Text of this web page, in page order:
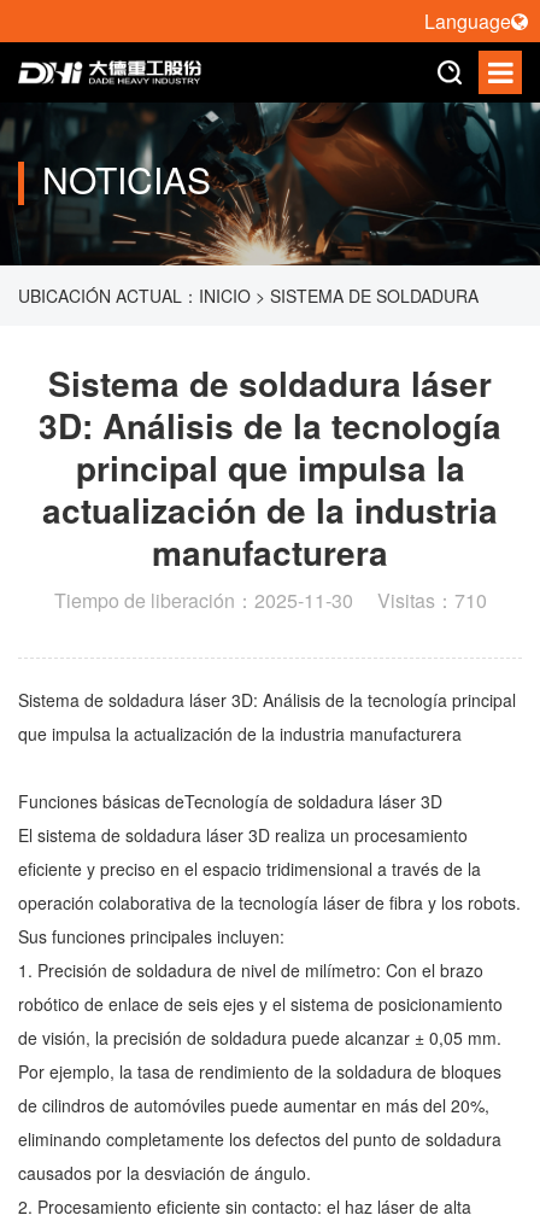
NOTICIAS
UBICACIÓN ACTUAL： INICIO > SISTEMA DE SOLDADURA
IMPULSA LA ACTUALIZACIÓN DE LA INDUSTRIA
MANUFACTURERA
Sistema de soldadura láser
3D: Análisis de la tecnología
principal que impulsa la
actualización de la industria
manufacturera
Tiempo de liberación：2025-11-30 Visitas：710
Sistema de soldadura láser 3D: Análisis de la tecnología principal
que impulsa la actualización de la industria manufacturera
Funciones básicas deTecnología de soldadura láser 3D
El sistema de soldadura láser 3D realiza un procesamiento
eficiente y preciso en el espacio tridimensional a través de la
operación colaborativa de la tecnología láser de fibra y los robots.
Sus funciones principales incluyen:
1. Precisión de soldadura de nivel de milímetro: Con el brazo
robótico de enlace de seis ejes y el sistema de posicionamiento
de visión, la precisión de soldadura puede alcanzar ± 0,05 mm.
Por ejemplo, la tasa de rendimiento de la soldadura de bloques
de cilindros de automóviles puede aumentar en más del 20%,
eliminando completamente los defectos del punto de soldadura
causados por la desviación de ángulo.
2. Procesamiento eficiente sin contacto: el haz láser de alta
Language